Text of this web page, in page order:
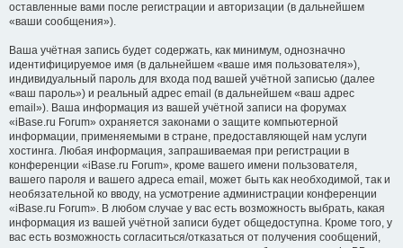
оставленные вами после регистрации и авторизации (в дальнейшем
«ваши сообщения»).
Ваша учётная запись будет содержать, как минимум, однозначно
идентифицируемое имя (в дальнейшем «ваше имя пользователя»),
индивидуальный пароль для входа под вашей учётной записью (далее
«ваш пароль») и реальный адрес email (в дальнейшем «ваш адрес
email»). Ваша информация из вашей учётной записи на форумах
«iBase.ru Forum» охраняется законами о защите компьютерной
информации, применяемыми в стране, предоставляющей нам услуги
хостинга. Любая информация, запрашиваемая при регистрации в
конференции «iBase.ru Forum», кроме вашего имени пользователя,
вашего пароля и вашего адреса email, может быть как необходимой, так и
необязательной ко вводу, на усмотрение администрации конференции
«iBase.ru Forum». В любом случае у вас есть возможность выбрать, какая
информация из вашей учётной записи будет общедоступна. Кроме того, у
вас есть возможность согласиться/отказаться от получения сообщений,